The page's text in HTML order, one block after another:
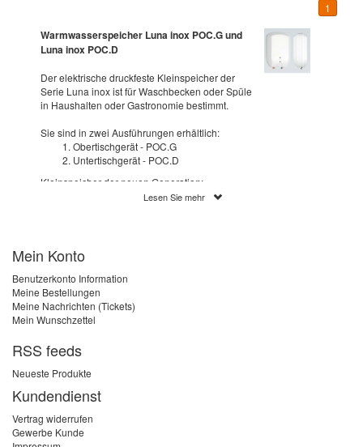
1
Warmwasserspeicher Luna inox POC.G und
Luna inox POC.D
Der elektrische druckfeste Kleinspeicher der
Serie Luna inox ist für Waschbecken oder Spüle
in Haushalten oder Gastronomie bestimmt.
Sie sind in zwei Ausführungen erhältlich:
Obertischgerät - POC.G
Untertischgerät - POC.D
Kleinspeicher der neuen Generation:
schon in wenigen Minuten wird das
Thermo-Isolierung und reduziert die
Wärme- und Energieverluste
stufenlose Temperatureinstellung von
23° C - 70 °C
druckfester Innenbehälter aus Edelstahl
Zusammenarbeit sowohl mit druckloser
Lesen Sie mehr
Mein Konto
Benutzerkonto Information
Meine Bestellungen
Meine Nachrichten (Tickets)
Mein Wunschzettel
RSS feeds
Neueste Produkte
Kundendienst
Vertrag widerrufen
Gewerbe Kunde